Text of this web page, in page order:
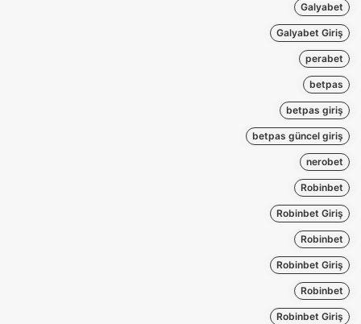
Galyabet
Galyabet Giriş
perabet
betpas
betpas giriş
betpas güncel giriş
nerobet
Robinbet
Robinbet Giriş
Robinbet
Robinbet Giriş
Robinbet
Robinbet Giriş